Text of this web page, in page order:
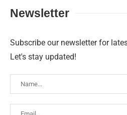
Newsletter
Subscribe our newsletter for
Let's stay updated!